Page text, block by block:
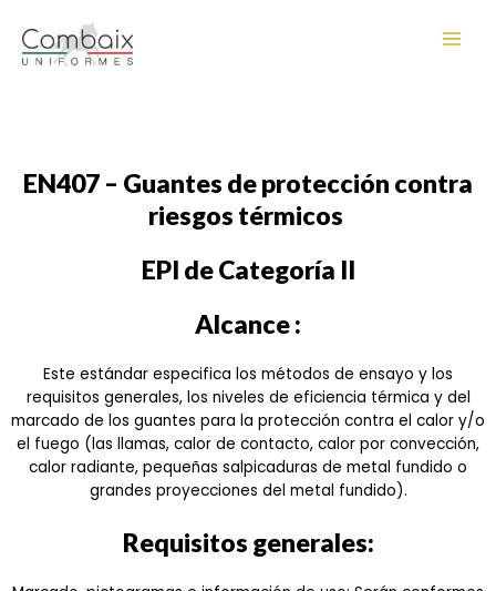
contenido
EN407 – Guantes de protección contra
riesgos térmicos
EPI de Categoría II
Alcance :
Este estándar especifica los métodos de ensayo y los
requisitos generales, los niveles de eficiencia térmica y del
marcado de los guantes para la protección contra el calor y/o
el fuego (las llamas, calor de contacto, calor por convección,
calor radiante, pequeñas salpicaduras de metal fundido o
grandes proyecciones del metal fundido).
Requisitos generales: